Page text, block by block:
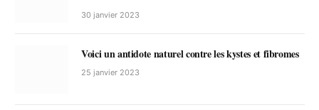
30 janvier 2023
Voici un antidote naturel contre les kystes et fibromes
25 janvier 2023